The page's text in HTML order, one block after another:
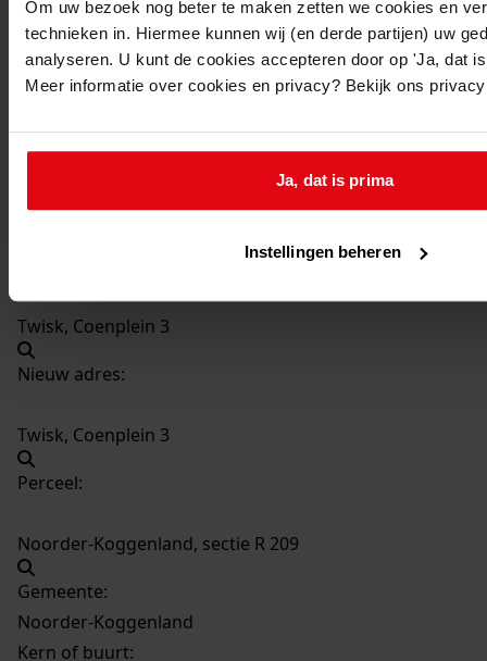
Om uw bezoek nog beter te maken zetten we cookies en
technieken in. Hiermee kunnen wij (en derde partijen) uw
analyseren. U kunt de cookies accepteren door op 'Ja, dat
Meer informatie over cookies en privacy? Bekijk ons
Ja, dat is prima
Instellingen beheren
1866Verbouw vml bankgebouw tot woning, 1997-1998
Datering:
Verbouw vml bankgebouw tot woning
Datum vergunning:
Twisk, Coenplein 3
Nieuw adres:
Twisk, Coenplein 3
Perceel:
Noorder-Koggenland, sectie R 209
Gemeente:
Noorder-Koggenland
Kern of buurt: